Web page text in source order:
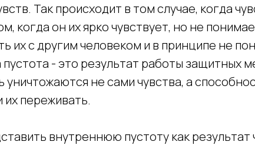
Так происходит в том случае, когда
когда он их ярко чувствует, но не
их с другим человеком и в принципе не
пустота - это результат работы защитных
уничтожаются не сами чувства, а
их переживать.
внутреннюю пустоту как результат